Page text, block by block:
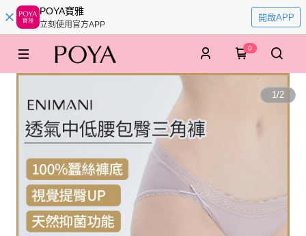
POYA寶雅
立刻使用官方APP
開啟APP
0
1/2